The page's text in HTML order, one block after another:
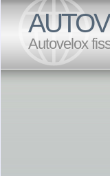
Autovelox